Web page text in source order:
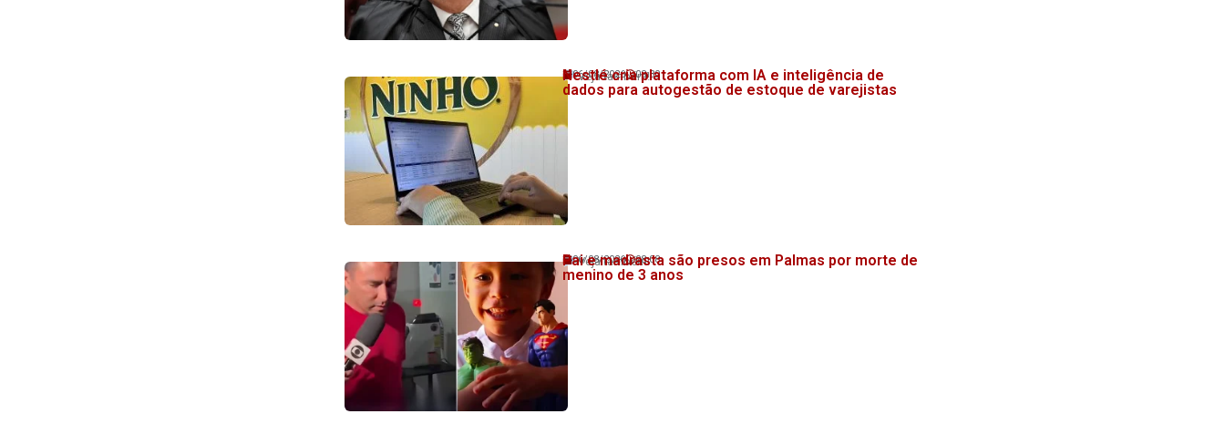
Veja também!
06/08/2026 08:30
Nestlé cria plataforma com IA e inteligência de
dados para autogestão de estoque de varejistas
Veja também!
06/08/2026 08:08
Pai e madrasta são presos em Palmas por morte de
menino de 3 anos